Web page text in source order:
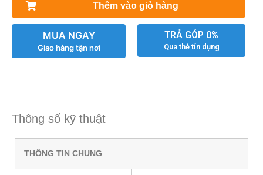
Thêm vào giỏ hàng
MUA NGAY
Giao hàng tận nơi
TRẢ GÓP 0%
Qua thẻ tín dụng
Thông số kỹ thuật
THÔNG TIN CHUNG